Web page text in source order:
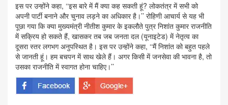
इस पर उन्होंने कहा, ‘‘इस बारे में मैं क्या कह सकती हूं? लोकतंत्र में सभी को
अपनी पार्टी बनाने और चुनाव लड़ने का अधिकार है।’’ रोहिणी आचार्य से यह भी
पूछा गया कि क्या मुख्यमंत्री नीतीश कुमार के इकलौते पुत्र निशांत कुमार राजनीति
में सक्रिय हो सकते हैं, खासकर तब जब जनता दल (यूनाइटेड) में नेतृत्व का
दूसरा स्तर लगभग अनुपस्थित है। इस पर उन्होंने कहा, ‘‘मैं निशांत को बहुत पहले
से जानती हूं। हम बचपन में साथ खेले हैं। अगर किसी में जनसेवा की भावना है, तो
उसका राजनीति में स्वागत होना चाहिए।’’